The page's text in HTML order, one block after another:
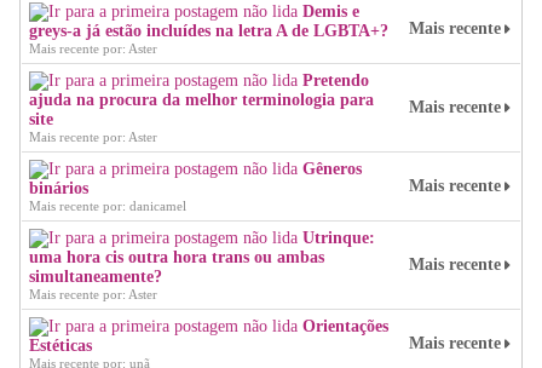
Demis e
greys-a já estão incluídes na letra A de LGBTA+?
Mais recente por: Aster
Mais recente
Pretendo
ajuda na procura da melhor terminologia para
site
Mais recente por: Aster
Mais recente
Gêneros
binários
Mais recente por: danicamel
Mais recente
Utrinque:
uma hora cis outra hora trans ou ambas
simultaneamente?
Mais recente por: Aster
Mais recente
Orientações
Estéticas
Mais recente por: unã
Mais recente